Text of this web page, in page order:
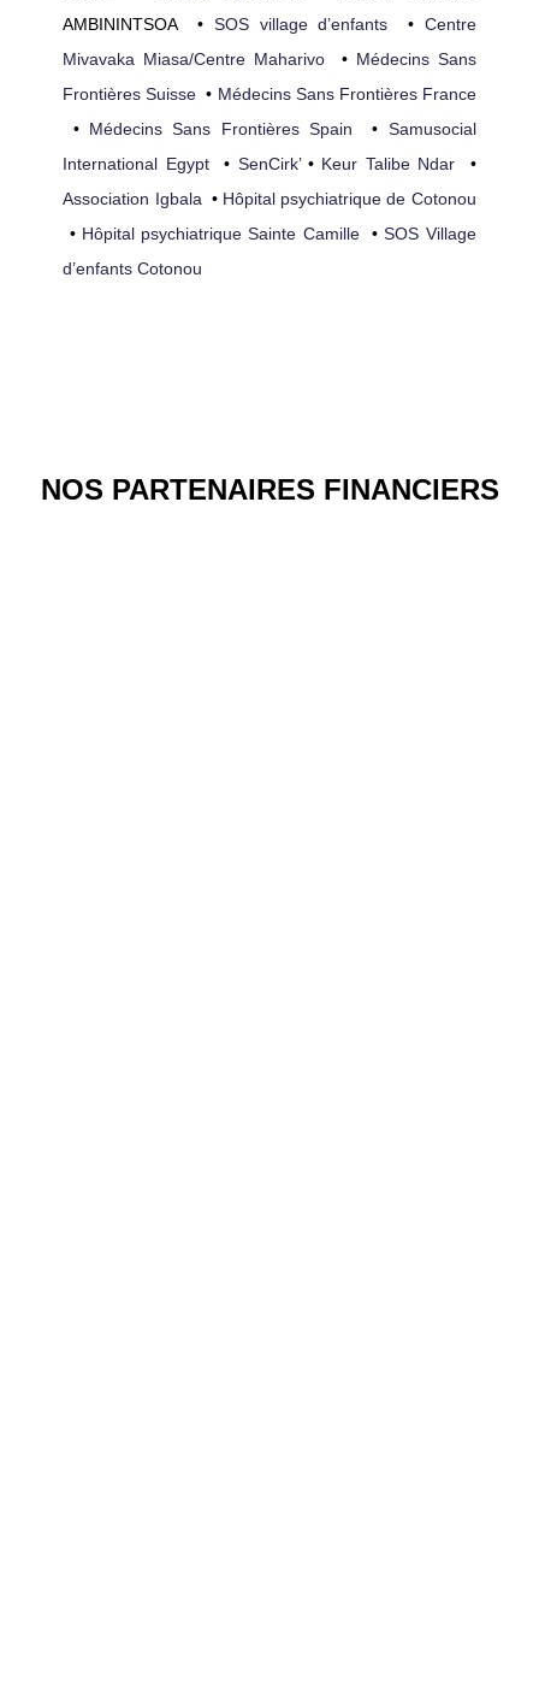
AMBININTSOA • SOS village d’enfants • Centre
Mivavaka Miasa/Centre Maharivo • Médecins Sans
Frontières Suisse • Médecins Sans Frontières France
• Médecins Sans Frontières Spain • Samusocial
International Egypt• SenCirk’• Keur Talibe Ndar •
Association Igbala • Hôpital psychiatrique de Cotonou
• Hôpital psychiatrique Sainte Camille•SOS Village
d’enfants Cotonou
NOS PARTENAIRES FINANCIERS